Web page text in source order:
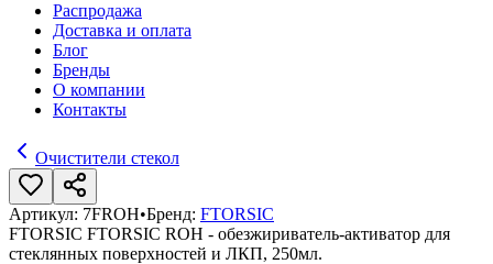
Распродажа
Доставка и оплата
Блог
Бренды
О компании
Контакты
Очистители стекол
Артикул: 7FROH•Бренд: FTORSIC
FTORSIC FTORSIC ROH - обезжириватель-активатор для
стеклянных поверхностей и ЛКП, 250мл.